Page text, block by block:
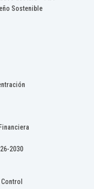
Sostenible
2030